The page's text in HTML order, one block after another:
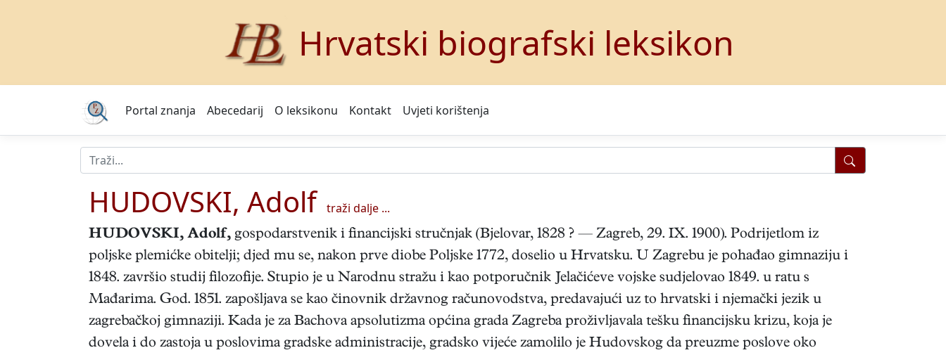
Hrvatski biografski leksikon
Portal znanja Abecedarij O leksikonu Kontakt Uvjeti korištenja
HUDOVSKI, Adolf traži dalje ...
HUDOVSKI, Adolf, gospodarstvenik i financijski stručnjak (Bjelovar, 1828 ? — Zagreb, 29. IX. 1900). Podrijetlom iz
poljske plemićke obitelji; djed mu se, nakon prve diobe Poljske 1772, doselio u Hrvatsku. U Zagrebu je pohađao gimnaziju i
1848. završio studij filozofije. Stupio je u Narodnu stražu i kao potporučnik Jelačićeve vojske sudjelovao 1849. u ratu s
Mađarima. God. 1851. zapošljava se kao činovnik državnog računovodstva, predavajući uz to hrvatski i njemački jezik u
zagrebačkoj gimnaziji. Kada je za Bachova apsolutizma općina grada Zagreba proživljavala tešku financijsku krizu, koja je
dovela i do zastoja u poslovima gradske administracije, gradsko vijeće zamolilo je Hudovskog da preuzme poslove oko